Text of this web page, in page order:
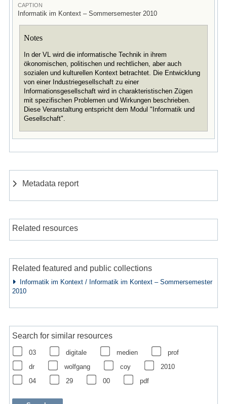
CAPTION
Informatik im Kontext – Sommersemester 2010
Notes
In der VL wird die informatische Technik in ihrem
ökonomischen, politischen und rechtlichen, aber auch
sozialen und kulturellen Kontext betrachtet. Die Entwicklung
von einer Industriegesellschaft zu einer
Informationsgesellschaft wird in charakteristischen Zügen
mit spezifischen Problemen und Wirkungen beschrieben.
Diese Veranstaltung entspricht dem Modul "Informatik und
Gesellschaft".
Metadata report
Related resources
Related featured and public collections
Informatik im Kontext / Informatik im Kontext – Sommersemester
2010
Search for similar resources
03 digitale medien
prof
dr
wolfgang coy
2010
04
29 00 pdf